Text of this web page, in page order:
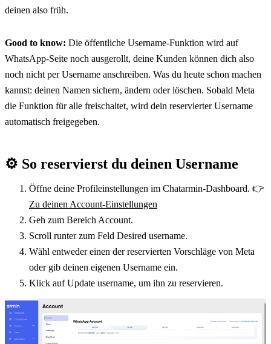
deinen also früh.
Good to know: Die öffentliche Username-Funktion wird auf
WhatsApp-Seite noch ausgerollt, deine Kunden können dich also
noch nicht per Username anschreiben. Was du heute schon machen
kannst: deinen Namen sichern, ändern oder löschen. Sobald Meta
die Funktion für alle freischaltet, wird dein reservierter Username
automatisch freigegeben.
⚙️ So reservierst du deinen Username
Zu deinen Account-Einstellungen
Geh zum Bereich Account.
Scroll runter zum Feld Desired username.
Wähl entweder einen der reservierten Vorschläge von Meta
oder gib deinen eigenen Username ein.
Klick auf Update username, um ihn zu reservieren.